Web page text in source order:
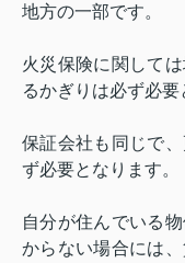
地方の一部です。
火災保険に関して
るかぎりは必ず必要
保証会社も同じで
ず必要となります。
自分が住んでいる
からない場合には